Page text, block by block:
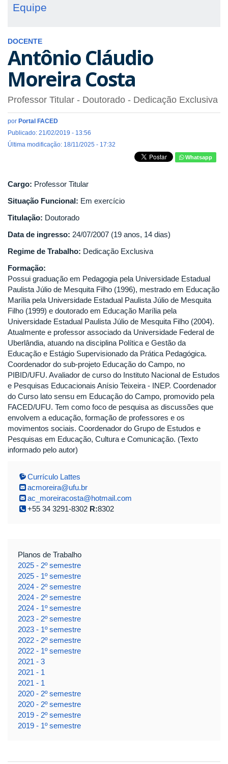
Equipe
DOCENTE
Antônio Cláudio
Moreira Costa
Professor Titular - Doutorado - Dedicação Exclusiva
por Portal FACED
Publicado: 21/02/2019 - 13:56
Última modificação: 18/11/2025 - 17:32
Whatsapp
Cargo: Professor Titular
Situação Funcional: Em exercício
Titulação: Doutorado
Data de ingresso: 24/07/2007 (19 anos, 14 dias)
Regime de Trabalho: Dedicação Exclusiva
Formação:
Possui graduação em Pedagogia pela Universidade Estadual
Paulista Júlio de Mesquita Filho (1996), mestrado em Educação
Marília pela Universidade Estadual Paulista Júlio de Mesquita
Filho (1999) e doutorado em Educação Marília pela
Universidade Estadual Paulista Júlio de Mesquita Filho (2004).
Atualmente e professor associado da Universidade Federal de
Uberlândia, atuando na disciplina Política e Gestão da
Educação e Estágio Supervisionado da Prática Pedagógica.
Coordenador do sub-projeto Educação do Campo, no
PIBID/UFU. Avaliador de curso do Instituto Nacional de Estudos
e Pesquisas Educacionais Anísio Teixeira - INEP. Coordenador
do Curso lato sensu em Educação do Campo, promovido pela
FACED/UFU. Tem como foco de pesquisa as discussões que
envolvem a educação, formação de professores e os
movimentos sociais. Coordenador do Grupo de Estudos e
Pesquisas em Educação, Cultura e Comunicação. (Texto
informado pelo autor)
Currículo Lattes
acmoreira@ufu.br
ac_moreiracosta@hotmail.com
+55 34 3291-8302 R:8302
Planos de Trabalho
2025 - 2º semestre
2025 - 1º semestre
2024 - 2º semestre
2024 - 2º semestre
2024 - 1º semestre
2023 - 2º semestre
2023 - 1º semestre
2022 - 2º semestre
2022 - 1º semestre
2021 - 3
2021 - 1
2021 - 1
2020 - 2º semestre
2020 - 2º semestre
2019 - 2º semestre
2019 - 1º semestre